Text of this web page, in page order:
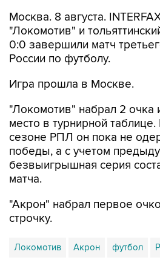
Москва. 8 августа.
"Локомотив" и
0:0 завершили матч
России по футболу.
Игра прошла в Москве.
"Локомотив" набрал 2 очка
место в турнирной
сезоне РПЛ он пока не
победы, а с учетом
безвыигрышная серия
матча.
"Акрон" набрал первое
строчку.
Локомотив Акрон футбол